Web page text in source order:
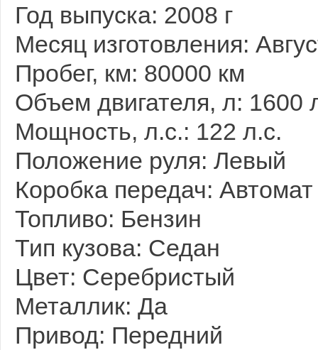
Год выпуска: 2008 г
Месяц изготовления:
Пробег, км: 80000 км
Объем двигателя, л: 1600
Мощность, л.с.: 122 л.с.
Положение руля: Левый
Коробка передач: Автомат
Топливо: Бензин
Тип кузова: Седан
Цвет: Серебристый
Металлик: Да
Привод: Передний